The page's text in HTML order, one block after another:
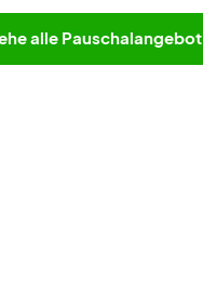
alle Pauschalangebot